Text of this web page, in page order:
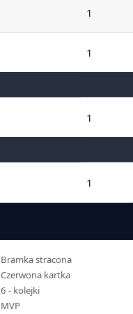
1
1
1
1
Bramka stracona
Czerwona kartka
6 - kolejki
MVP